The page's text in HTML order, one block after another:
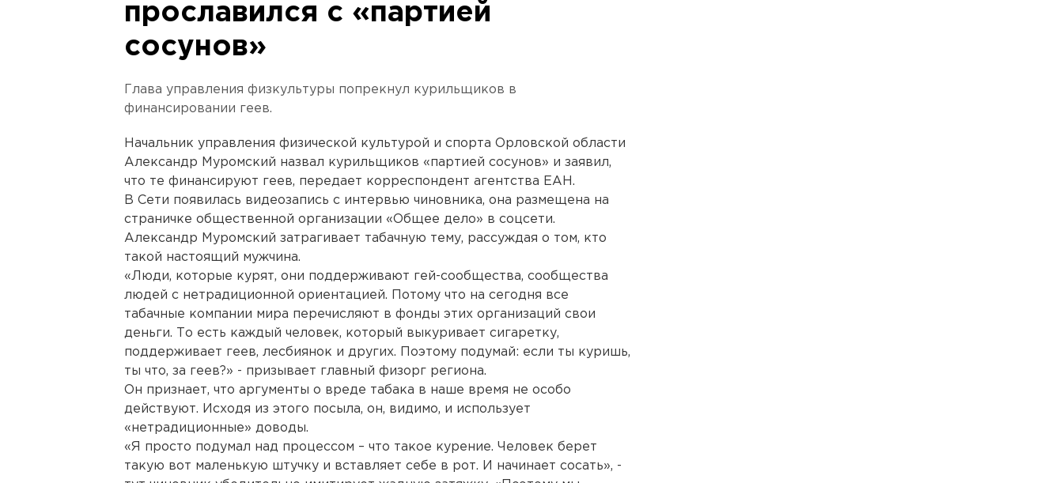
прославился с «партией
сосунов»
Глава управления физкультуры попрекнул курильщиков в
финансировании геев.
Начальник управления физической культурой и спорта Орловской области
Александр Муромский назвал курильщиков «партией сосунов» и заявил,
что те финансируют геев, передает корреспондент агентства ЕАН.
В Cети появилась видеозапись с интервью чиновника, она размещена на
страничке общественной организации «Общее дело» в соцсети.
Александр Муромский затрагивает табачную тему, рассуждая о том, кто
такой настоящий мужчина.
«Люди, которые курят, они поддерживают гей-сообщества, сообщества
людей с нетрадиционной ориентацией. Потому что на сегодня все
табачные компании мира перечисляют в фонды этих организаций свои
деньги. То есть каждый человек, который выкуривает сигаретку,
поддерживает геев, лесбиянок и других. Поэтому подумай: если ты куришь,
ты что, за геев?» - призывает главный физорг региона.
Он признает, что аргументы о вреде табака в наше время не особо
действуют. Исходя из этого посыла, он, видимо, и использует
«нетрадиционные» доводы.
«Я просто подумал над процессом – что такое курение. Человек берет
такую вот маленькую штучку и вставляет себе в рот. И начинает сосать», -